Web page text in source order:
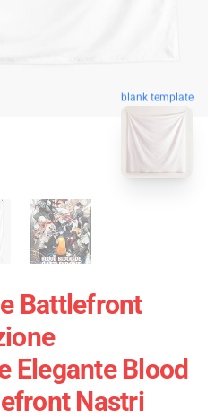
blank template
Battlefront
Elegante Blood
Nastri